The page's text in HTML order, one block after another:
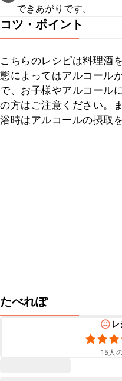
できあがりです。
コツ・ポイント
こちらのレシピは料理酒
態によってはアルコール
で、お子様やアルコール
の方はご注意ください。
浴時はアルコールの摂取
たべれぽ
15人